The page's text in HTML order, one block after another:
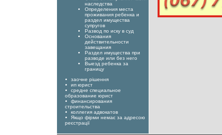
наследства
Определения места
проживания ребенка и
раздел имущества
супругов
Развод по иску в суд
Основания
действительности
завещания
Раздел имущества при
разводе или без него
Выезд ребенка за
границу
заочне рішення
ип юрист
средне специальное
образование юрист
финансирования
строительства
коллегия адвокатов
Якщо фірми немає за адресою
реєстрації